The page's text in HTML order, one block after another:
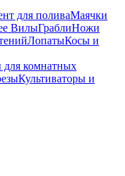
для поливаМаячки
ВилыГраблиНожи
ЛопатыКосы и
для комнатных
Культиваторы и